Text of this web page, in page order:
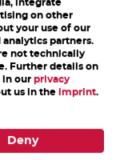
Bike
gemeinsam
ihre
integrate
on other
your use of our
partners.
not technically
Further details on
in our privacy
us in the imprint.
Deny